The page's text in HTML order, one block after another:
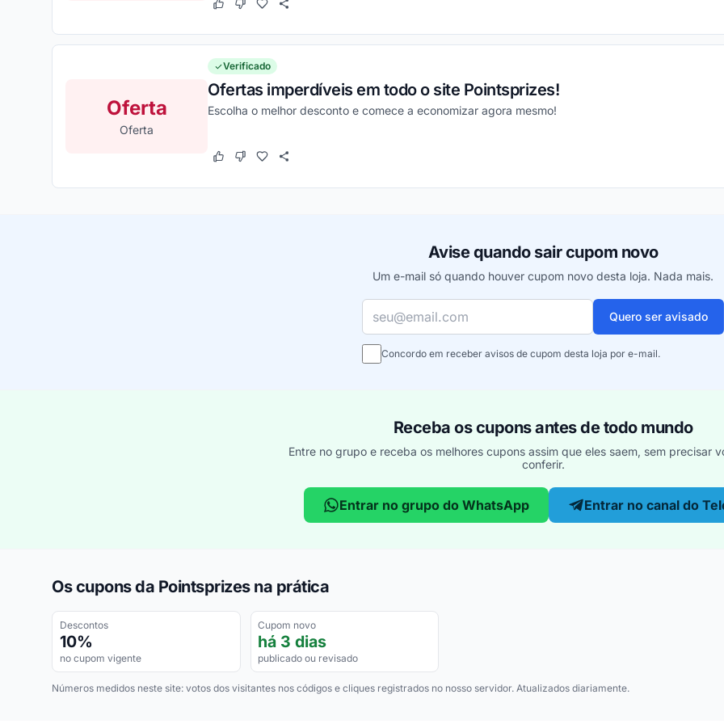
Este cupom funcionou
Este cupom não funcionou
Oferta
Oferta
Verificado
Ofertas imperdíveis em todo o site Pointsprizes!
Escolha o melhor desconto e comece a economizar agora mesmo!
Este cupom funcionou
Este cupom não funcionou
Avise quando sair cupom novo
Um e-mail só quando houver cupom novo desta loja. Nada mais.
Seu e-mail
Quero ser avisado
Concordo em receber avisos de cupom desta loja por e-mail.
Receba os cupons antes de todo mundo
Entre no grupo e receba os melhores cupons assim que eles saem, sem precisar
conferir.
Entrar no grupo do WhatsApp Entrar no canal do
Os cupons da Pointsprizes na prática
Descontos
10%
no cupom vigente
Cupom novo
há 3 dias
publicado ou revisado
Números medidos neste site: votos dos visitantes nos códigos e cliques registrados no nosso servidor. Atualizados diariamente.